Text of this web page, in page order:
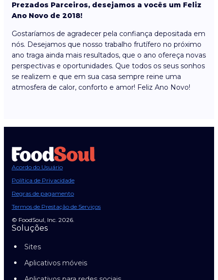
Prezados Parceiros, desejamos a vocês um Feliz
Ano Novo de 2018!
Gostaríamos de agradecer pela confiança depositada em
nós. Desejamos que nosso trabalho frutífero no próximo
ano traga ainda mais resultados, que o ano ofereça novas
perspectivas e oportunidades. Que todos os seus sonhos
se realizem e que em sua casa sempre reine uma
atmosfera de calor, conforto e amor! Feliz Ano Novo!
Acordo do Usuário
Política de Privacidade
Regras de pagamento
Termos de Prestação de Serviços
© FoodSoul, Inc. 2026.
Soluções
Sites
Aplicativos móveis